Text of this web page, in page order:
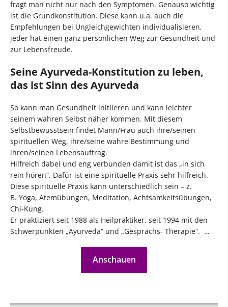
fragt man nicht nur nach den Symptomen. Genauso wichtig
ist die Grundkonstitution. Diese kann u.a. auch die
Empfehlungen bei Ungleichgewichten individualisieren,
jeder hat einen ganz persönlichen Weg zur Gesundheit und
zur Lebensfreude.
Seine Ayurveda-Konstitution zu leben,
das ist Sinn des Ayurveda
So kann man Gesundheit initiieren und kann leichter
seinem wahren Selbst näher kommen. Mit diesem
Selbstbewusstsein findet Mann/Frau auch ihre/seinen
spirituellen Weg, ihre/seine wahre Bestimmung und
ihren/seinen Lebensauftrag.
Hilfreich dabei und eng verbunden damit ist das „in sich
rein hören“. Dafür ist eine spirituelle Praxis sehr hilfreich.
Diese spirituelle Praxis kann unterschiedlich sein – z.
B. Yoga, Atemübungen, Meditation, Achtsamkeitsübungen,
Chi-Kung.
Er praktiziert seit 1988 als Heilpraktiker, seit 1994 mit den
Schwerpunkten „Ayurveda“ und „Gesprächs- Therapie“. …
Anschauen